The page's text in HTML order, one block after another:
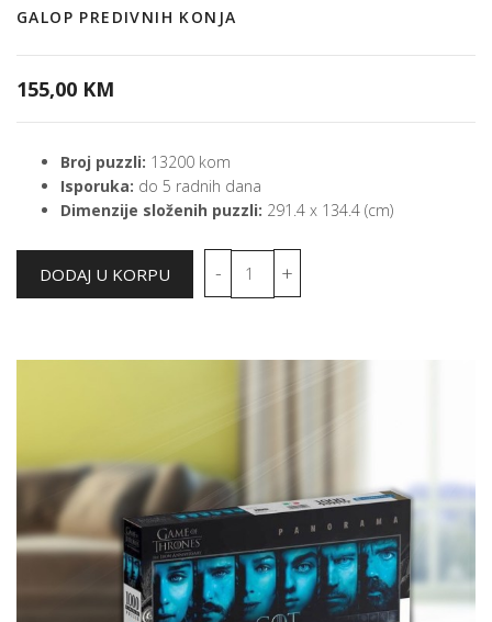
GALOP PREDIVNIH KONJA
155,00 KM
Broj puzzli: 13200 kom
Isporuka: do 5 radnih dana
Dimenzije složenih puzzli: 291.4 x 134.4 (cm)